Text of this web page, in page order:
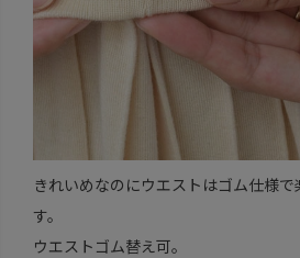
きれいめなのにウエストはゴム仕様
す。
ウエストゴム替え可。